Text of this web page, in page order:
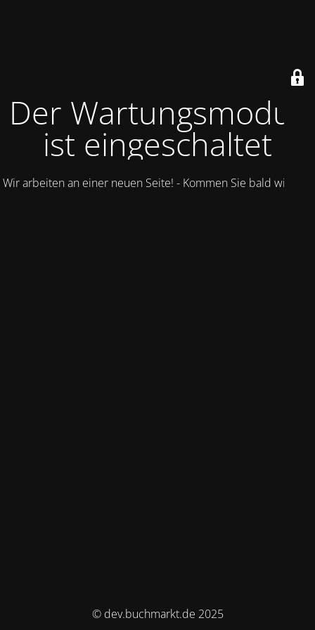
Der Wartungsmodus
ist eingeschaltet
Wir arbeiten an einer neuen Seite! - Kommen Sie bald wieder.
© dev.buchmarkt.de 2025